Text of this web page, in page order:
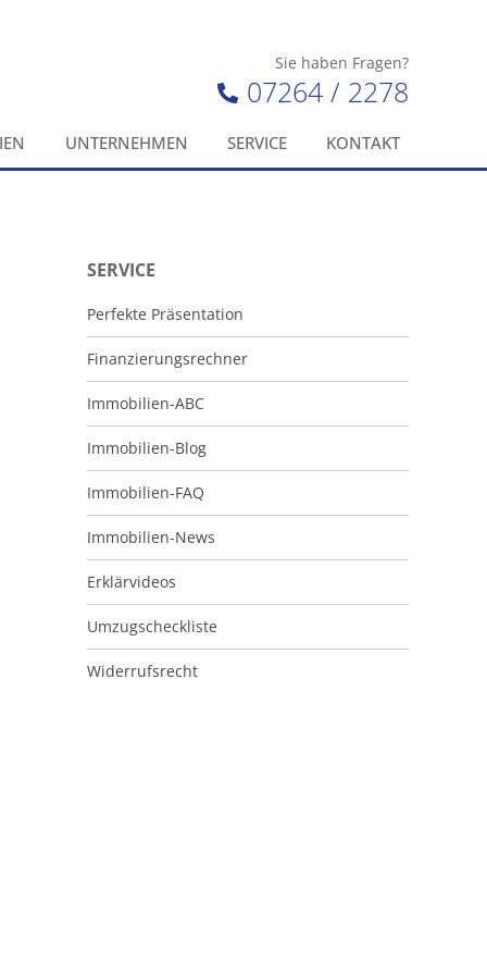
Sie haben Fragen?
07264 / 2278
UNTERNEHMEN SERVICE KONTAKT
SERVICE
Perfekte Präsentation
Finanzierungsrechner
Immobilien-ABC
Immobilien-Blog
Immobilien-FAQ
Immobilien-News
Erklärvideos
Umzugscheckliste
Widerrufsrecht